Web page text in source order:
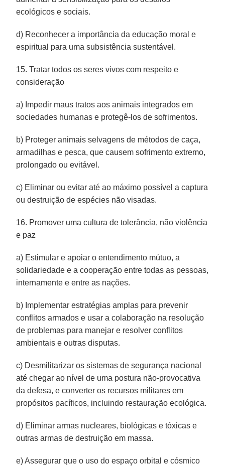
ecológicos e sociais.
d) Reconhecer a importância da educação moral e
espiritual para uma subsistência sustentável.
15. Tratar todos os seres vivos com respeito e
consideração
a) Impedir maus tratos aos animais integrados em
sociedades humanas e protegê-los de sofrimentos.
b) Proteger animais selvagens de métodos de caça,
armadilhas e pesca, que causem sofrimento extremo,
prolongado ou evitável.
c) Eliminar ou evitar até ao máximo possível a captura
ou destruição de espécies não visadas.
16. Promover uma cultura de tolerância, não violência
e paz
a) Estimular e apoiar o entendimento mútuo, a
solidariedade e a cooperação entre todas as pessoas,
internamente e entre as nações.
b) Implementar estratégias amplas para prevenir
conflitos armados e usar a colaboração na resolução
de problemas para manejar e resolver conflitos
ambientais e outras disputas.
c) Desmilitarizar os sistemas de segurança nacional
até chegar ao nível de uma postura não-provocativa
da defesa, e converter os recursos militares em
propósitos pacíficos, incluindo restauração ecológica.
d) Eliminar armas nucleares, biológicas e tóxicas e
outras armas de destruição em massa.
e) Assegurar que o uso do espaço orbital e cósmico